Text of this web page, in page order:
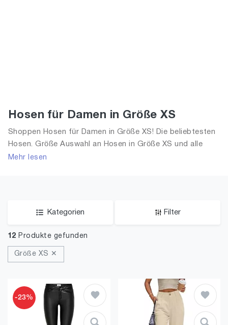
Hosen für Damen in Größe XS
Shoppen Hosen für Damen in Größe XS! Die beliebtesten
Hosen. Größe Auswahl an Hosen in Größe XS und alle
Trends aus 2026 für Frauen!
Mehr lesen
Kategorien Filter
12 Produkte gefunden
Größe XS ✕
-23%